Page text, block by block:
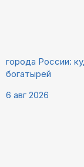
города России:
богатырей
6 авг 2026